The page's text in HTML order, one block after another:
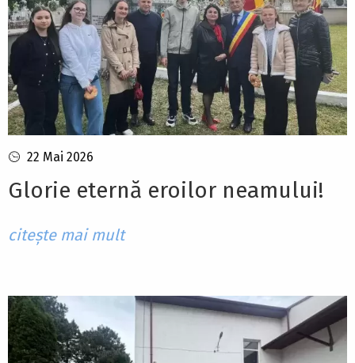
22 Mai 2026
Glorie eternă eroilor neamului!
citește mai mult